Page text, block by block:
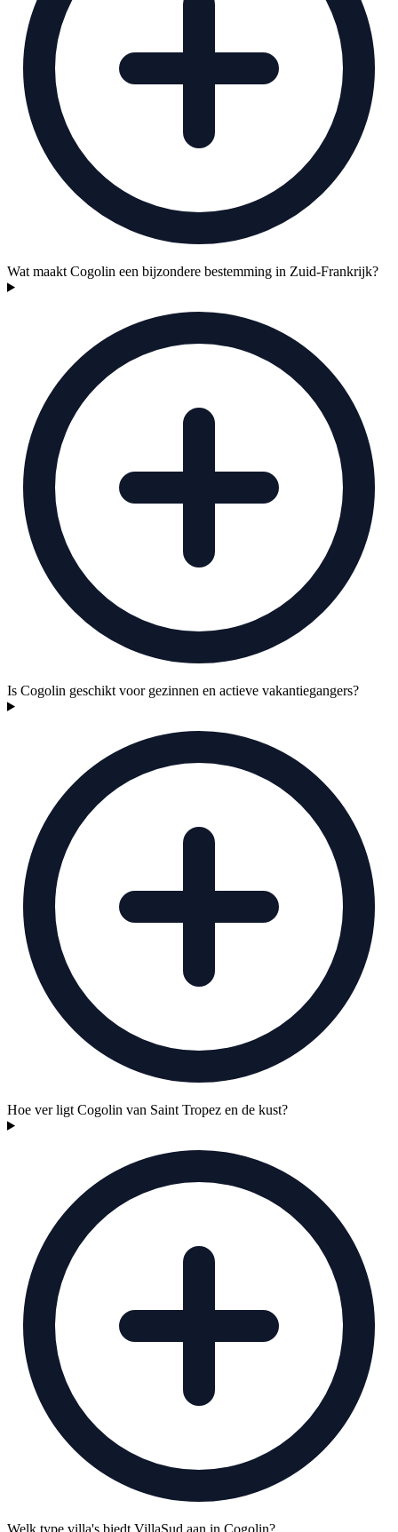
Wat maakt Cogolin een bijzondere bestemming in Zuid-Frankrijk?
Is Cogolin geschikt voor gezinnen en actieve vakantiegangers?
Hoe ver ligt Cogolin van Saint Tropez en de kust?
Welk type villa's biedt VillaSud aan in Cogolin?